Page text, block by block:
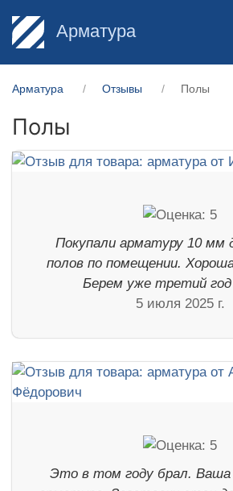
Арматура
Арматура Отзывы Полы
Полы
Покупали арматуру 10 мм
полов по помещении.
Берем уже третий
5 июля 2025 г.
Это в том году брал. Ваша